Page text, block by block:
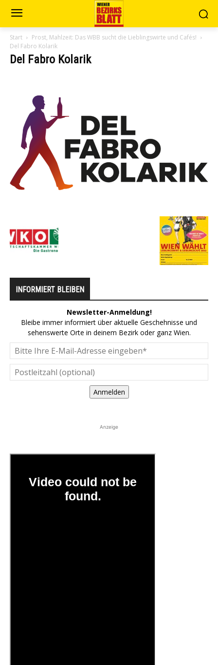
Start
Prost, Mahlzeit: Das WBB sucht die Lieblingswirte und Cafés!
Del Fabro Kolarik
Del Fabro Kolarik
INFORMIERT BLEIBEN
Newsletter-Anmeldung!
Bleibe immer informiert über aktuelle Geschehnisse und
sehenswerte Orte in deinem Bezirk oder ganz Wien.
Anmelden
Anzeige